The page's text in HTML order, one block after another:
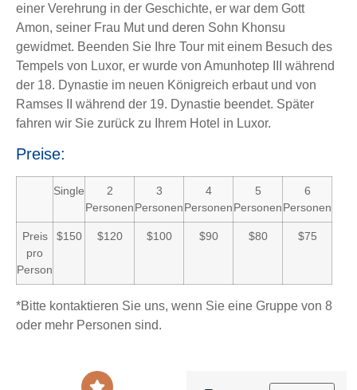
einer Verehrung in der Geschichte, er war dem Gott
Amon, seiner Frau Mut und deren Sohn Khonsu
gewidmet. Beenden Sie Ihre Tour mit einem Besuch des
Tempels von Luxor, er wurde von Amunhotep III während
der 18. Dynastie im neuen Königreich erbaut und von
Ramses II während der 19. Dynastie beendet. Später
fahren wir Sie zurück zu Ihrem Hotel in Luxor.
Preise:
Single
2
Personen
3
Personen
4
Personen
5
Personen
6
Personen
Preis
pro
Person
$150 $120 $100 $90 $80 $75
*Bitte kontaktieren Sie uns, wenn Sie eine Gruppe von 8
oder mehr Personen sind.